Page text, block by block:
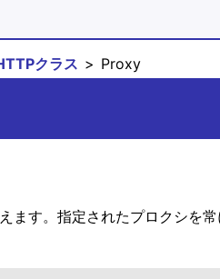
クラス Proxy
す。指定されたプロクシを